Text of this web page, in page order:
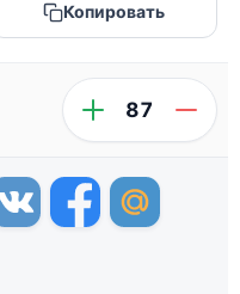
Копировать
87